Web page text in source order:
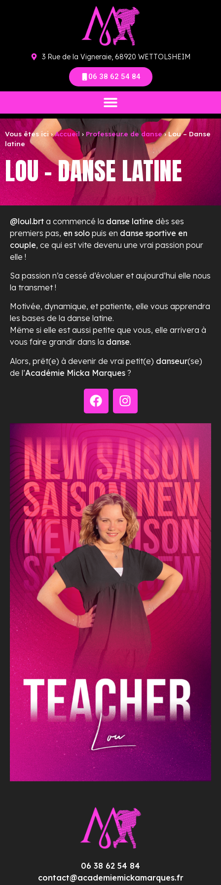
3 Rue de la Vigneraie, 68920 WETTOLSHEIM
06 38 62 54 84
Vous êtes ici ›Accueil › Professeur.e de danse›Lou – Danse
latine
LOU – DANSE LATINE
@loul.brt a commencé la danse latine dès ses
premiers pas, en solo puis en danse sportive en
couple, ce qui est vite devenu une vrai passion pour
elle !
Sa passion n’a cessé d’évoluer et aujourd’hui elle nous
la transmet !
Motivée, dynamique, et patiente, elle vous apprendra
les bases de la danse latine.
Même si elle est aussi petite que vous, elle arrivera à
vous faire grandir dans la danse.
Alors, prêt(e) à devenir de vrai petit(e) danseur(se)
de l’Académie Micka Marques ?
06 38 62 54 84
contact@academiemickamarques.fr